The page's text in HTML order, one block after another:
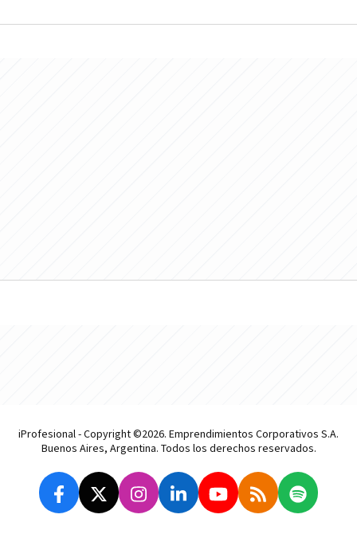
iProfesional - Copyright ©2026. Emprendimientos Corporativos S.A.
Buenos Aires, Argentina. Todos los derechos reservados.